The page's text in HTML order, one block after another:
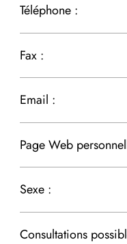
Téléphone :
Fax :
Email :
Page Web
Sexe :
Consultations